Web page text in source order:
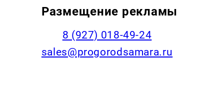
Размещение рекламы
8 (927) 018-49-24
sales@progorodsamara.ru